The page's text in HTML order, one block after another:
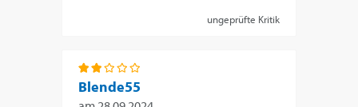
ungeprüfte Kritik
Blende55